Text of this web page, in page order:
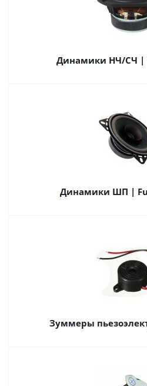
Динамики НЧ/СЧ |
Динамики ШП |
Зуммеры